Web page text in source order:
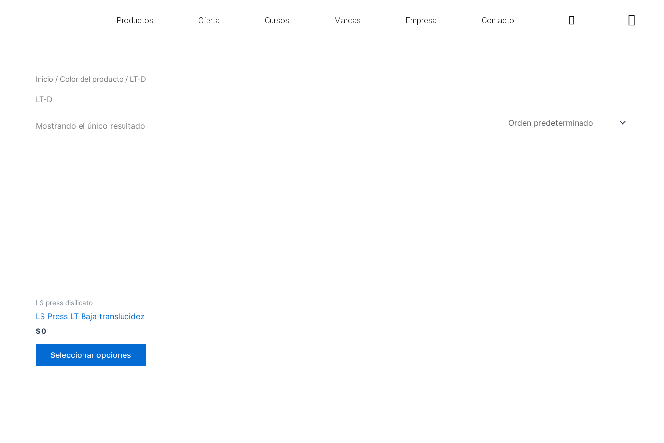
Productos Oferta Cursos Marcas Empresa Contacto Search
Inicio / Color del producto / LT-D
LT-D
Mostrando el único resultado
LS press disilicato
LS Press LT Baja translucidez
$0
Seleccionar opciones